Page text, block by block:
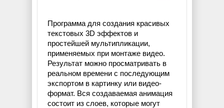
Программа для создания красивых
текстовых 3D эффектов и
простейшей мультипликации,
применяемых при монтаже видео.
Результат можно просматривать в
реальном времени с последующим
экспортом в картинку или видео-
формат. Вся создаваемая анимация
состоит из слоев, которые могут